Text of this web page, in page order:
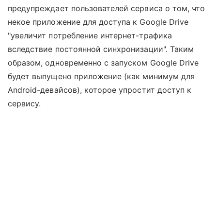
предупреждает пользователей сервиса о том, что
некое приложение для доступа к Google Drive
"увеличит потребление интернет-трафика
вследствие постоянной синхронизации". Таким
образом, одновременно с запуском Google Drive
будет выпущено приложение (как минимум для
Android-девайсов), которое упростит доступ к
сервису.